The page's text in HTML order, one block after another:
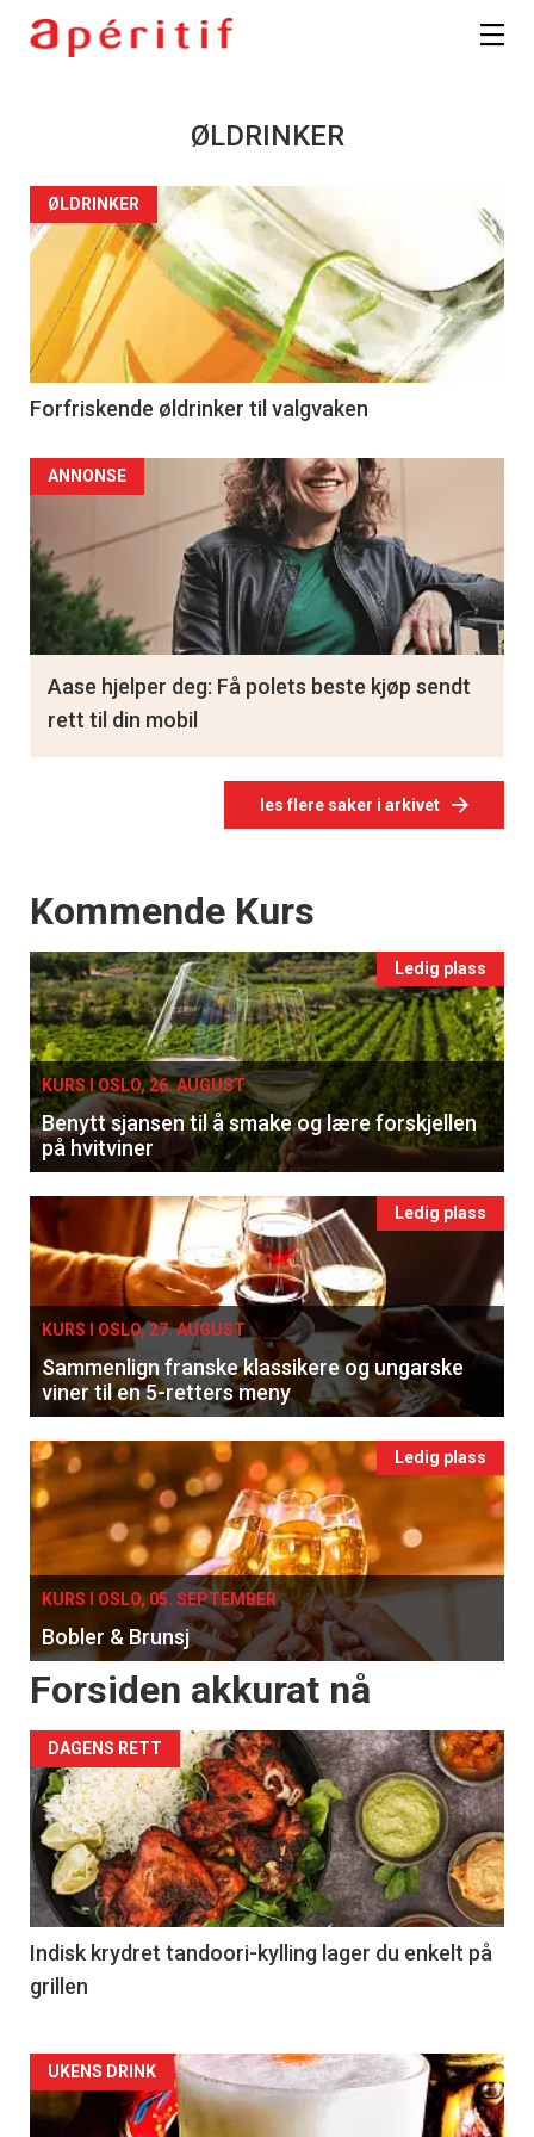
ØLDRINKER
ØLDRINKER
Forfriskende øldrinker til valgvaken
les flere saker i arkivet
ANNONSE
Aase hjelper deg: Få polets beste kjøp sendt
rett til din mobil
Events
Kommende Kurs
Ledig plass
KURS I OSLO, 26. AUGUST
Benytt sjansen til å smake og lære forskjellen
på hvitviner
Ledig plass
KURS I OSLO, 27. AUGUST
Sammenlign franske klassikere og ungarske
viner til en 5-retters meny
Ledig plass
KURS I OSLO, 05. SEPTEMBER
Bobler & Brunsj
Forsiden akkurat nå
DAGENS RETT
Indisk krydret tandoori-kylling lager du enkelt på
grillen
Forsiden
akkurat
UKENS DRINK